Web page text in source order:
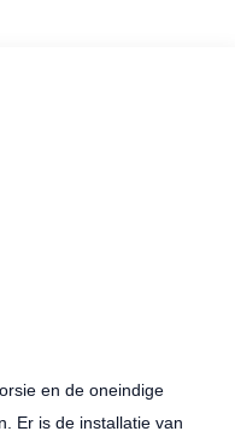
en de oneindige
Er is de installatie van